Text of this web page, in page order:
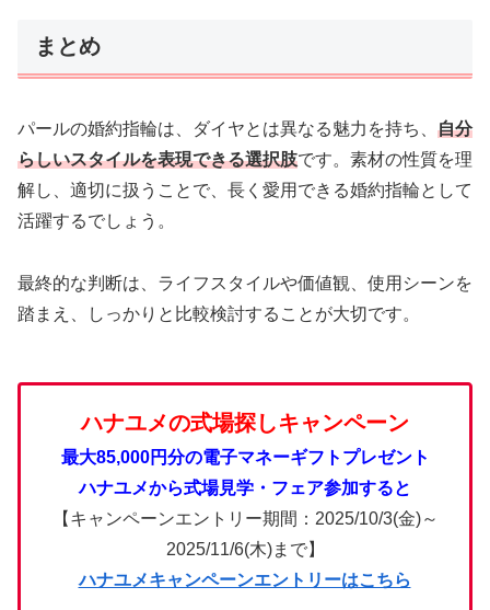
まとめ
パールの婚約指輪は、ダイヤとは異なる魅力を持ち、 自分
らしいスタイルを表現できる選択肢です。素材の性質を理
解し、適切に扱うことで、長く愛用できる婚約指輪として
活躍するでしょう。
最終的な判断は、ライフスタイルや価値観、使用シーンを
踏まえ、しっかりと比較検討することが大切です。
ハナユメの式場探しキャンペーン
最大85,000円分の電子マネーギフトプレゼント
ハナユメから式場見学・フェア参加すると
【キャンペーンエントリー期間：2025/10/3(金)～
2025/11/6(木)まで】
ハナユメキャンペーンエントリーはこちら